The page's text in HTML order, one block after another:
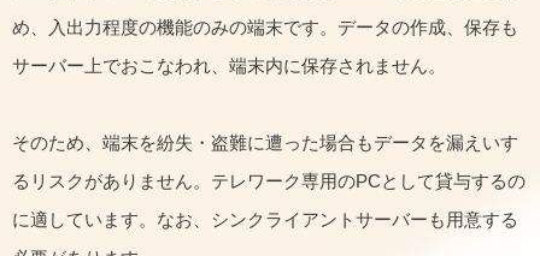
め、入出力程度の機能のみの端末です。データの作成、保存も
サーバー上でおこなわれ、端末内に保存されません。
そのため、端末を紛失・盗難に遭った場合もデータを漏えいす
るリスクがありません。テレワーク専用のPCとして貸与するの
に適しています。なお、シンクライアントサーバーも用意する